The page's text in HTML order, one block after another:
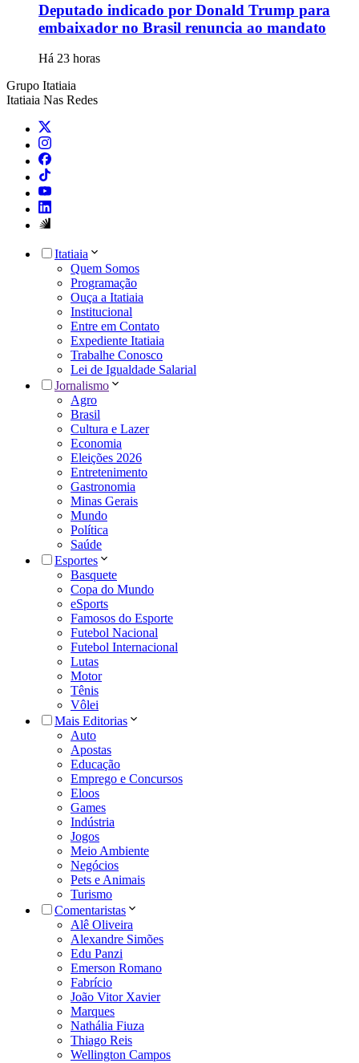
Deputado indicado por Donald Trump para
embaixador no Brasil renuncia ao mandato
Há 23 horas
Grupo Itatiaia
Itatiaia Nas Redes
Itatiaia
Quem Somos
Programação
Ouça a Itatiaia
Institucional
Entre em Contato
Expediente Itatiaia
Trabalhe Conosco
Lei de Igualdade Salarial
Jornalismo
Agro
Brasil
Cultura e Lazer
Economia
Eleições 2026
Entretenimento
Gastronomia
Minas Gerais
Mundo
Política
Saúde
Esportes
Basquete
Copa do Mundo
eSports
Famosos do Esporte
Futebol Nacional
Futebol Internacional
Lutas
Motor
Tênis
Vôlei
Mais Editorias
Auto
Apostas
Educação
Emprego e Concursos
Eloos
Games
Indústria
Jogos
Meio Ambiente
Negócios
Pets e Animais
Turismo
Comentaristas
Alê Oliveira
Alexandre Simões
Edu Panzi
Emerson Romano
Fabrício
João Vitor Xavier
Marques
Nathália Fiuza
Thiago Reis
Wellington Campos